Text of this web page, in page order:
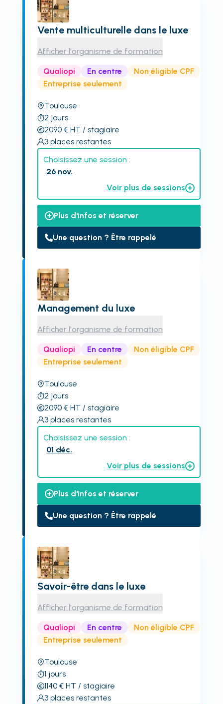
Vente multiculturelle dans le luxe
Afficher l'organisme de formation
Qualiopi En centre
Non éligible CPF
Entreprise seulement
Toulouse
2 jours
2090€ HT / stagiaire
3 places restantes
Choisissez une session :
26 nov.
Voir plus de sessions
Plus d'infos et réserver
Une question ? Être rappelé
Management du luxe
Afficher l'organisme de formation
Qualiopi En centre
Non éligible CPF
Entreprise seulement
Toulouse
2 jours
2090€ HT / stagiaire
3 places restantes
Choisissez une session :
01 déc.
Voir plus de sessions
Plus d'infos et réserver
Une question ? Être rappelé
Savoir-être dans le luxe
Afficher l'organisme de formation
Qualiopi En centre
Non éligible CPF
Entreprise seulement
Toulouse
1 jours
1140€ HT / stagiaire
3 places restantes